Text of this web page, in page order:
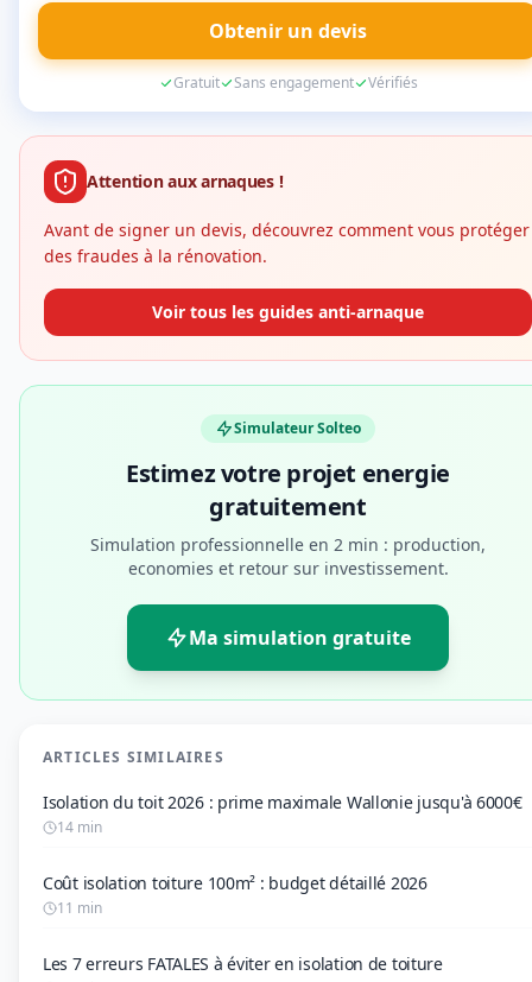
Obtenir un devis
Gratuit Sans engagement Vérifiés
Attention aux arnaques !
Avant de signer un devis, découvrez comment vous protéger
des fraudes à la rénovation.
Voir tous les guides anti-arnaque
Simulateur Solteo
Estimez votre projet energie
gratuitement
Simulation professionnelle en 2 min : production,
economies et retour sur investissement.
Ma simulation gratuite
ARTICLES SIMILAIRES
Isolation du toit 2026 : prime maximale Wallonie jusqu'à 6000€
14 min
Coût isolation toiture 100m² : budget détaillé 2026
11 min
Les 7 erreurs FATALES à éviter en isolation de toiture